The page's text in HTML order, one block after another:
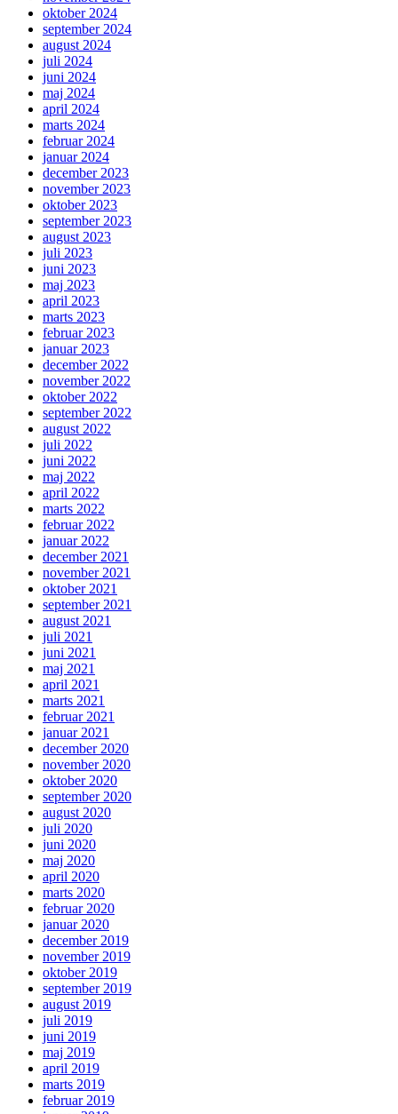
oktober 2024
september 2024
august 2024
juli 2024
juni 2024
maj 2024
april 2024
marts 2024
februar 2024
januar 2024
december 2023
november 2023
oktober 2023
september 2023
august 2023
juli 2023
juni 2023
maj 2023
april 2023
marts 2023
februar 2023
januar 2023
december 2022
november 2022
oktober 2022
september 2022
august 2022
juli 2022
juni 2022
maj 2022
april 2022
marts 2022
februar 2022
januar 2022
december 2021
november 2021
oktober 2021
september 2021
august 2021
juli 2021
juni 2021
maj 2021
april 2021
marts 2021
februar 2021
januar 2021
december 2020
november 2020
oktober 2020
september 2020
august 2020
juli 2020
juni 2020
maj 2020
april 2020
marts 2020
februar 2020
januar 2020
december 2019
november 2019
oktober 2019
september 2019
august 2019
juli 2019
juni 2019
maj 2019
april 2019
marts 2019
februar 2019